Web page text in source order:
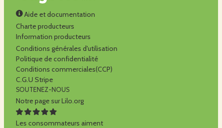
Aide et documentation
Charte producteurs
Information producteurs
Conditions générales d'utilisation
Politique de confidentialité
Conditions commerciales(CCP)
C.G.U Stripe
SOUTENEZ-NOUS
Notre page sur Lilo.org
Les consommateurs aiment